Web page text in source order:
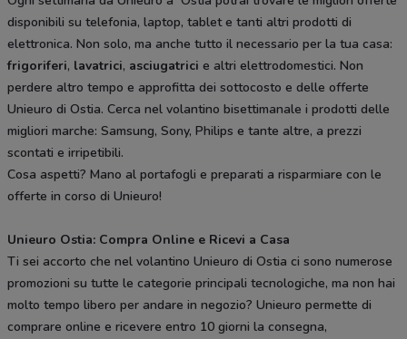
disponibili su telefonia, laptop, tablet e tanti altri prodotti di
elettronica. Non solo, ma anche tutto il necessario per la tua casa:
frigoriferi, lavatrici, asciugatrici e altri elettrodomestici. Non
perdere altro tempo e approfitta dei sottocosto e delle offerte
Unieuro di Ostia. Cerca nel volantino bisettimanale i prodotti delle
migliori marche: Samsung, Sony, Philips e tante altre, a prezzi
scontati e irripetibili.
Cosa aspetti? Mano al portafogli e preparati a risparmiare con le
offerte in corso di Unieuro!
Unieuro Ostia: Compra Online e Ricevi a Casa
Ti sei accorto che nel volantino Unieuro di Ostia ci sono numerose
promozioni su tutte le categorie principali tecnologiche, ma non hai
molto tempo libero per andare in negozio? Unieuro permette di
comprare online e ricevere entro 10 giorni la consegna,